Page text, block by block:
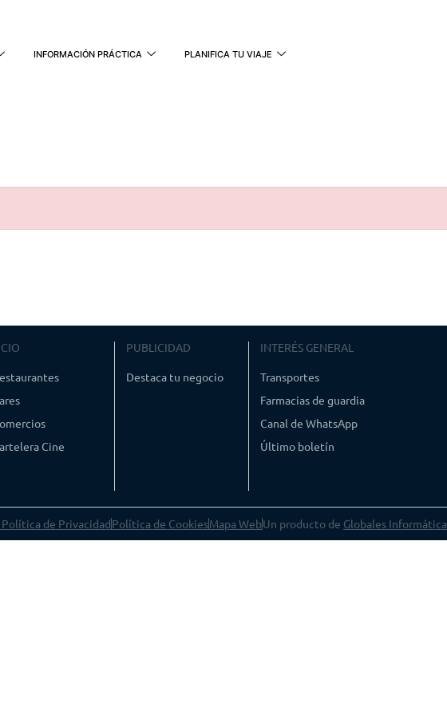
INFORMACIÓN PRÁCTICA PLANIFICA TU VIAJE
Cine
PUBLICIDAD
Destaca tu negocio
INTERÉS GENERAL
Transportes
Farmacias de guardia
Canal de WhatsApp
Último boletín
de PrivacidadPolítica de CookiesMapa WebUn producto de Globales Informática